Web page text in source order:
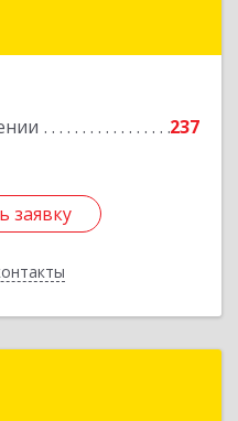
237
заявку
Одинцовский р-н,
Подробнее
заявку